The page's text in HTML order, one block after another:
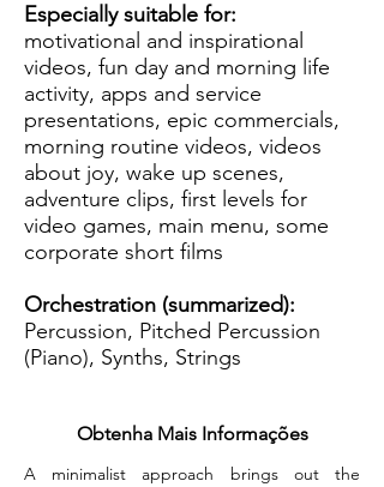
Especially suitable for:
motivational and inspirational
videos, fun day and morning life
activity, apps and service
presentations, epic commercials,
morning routine videos, videos
about joy, wake up scenes,
adventure clips, first levels for
video games, main menu, some
corporate short films
Orchestration (summarized):
Percussion, Pitched Percussion
(Piano), Synths, Strings
Obtenha Mais Informações
A minimalist approach brings out the